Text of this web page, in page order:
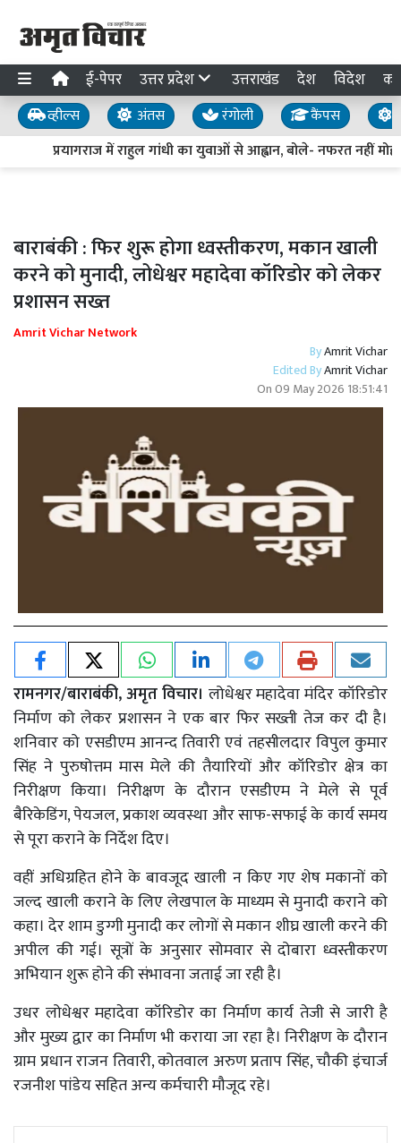
ई-पेपर उत्तर प्रदेश उत्तराखंड देश विदेश
व्हील्स अंतस रंगोली कैंपस
प्रयागराज में राहुल गांधी का युवाओं से आह्वान, बोले- नफरत नहीं
बाराबंकी : फिर शुरू होगा ध्वस्तीकरण, मकान खाली
करने को मुनादी, लोधेश्वर महादेवा कॉरिडोर को लेकर
प्रशासन सख्त
Amrit Vichar Network
ByAmrit Vichar
Edited ByAmrit Vichar
On09 May 2026 18:51:41
रामनगर/बाराबंकी, अमृत विचार। लोधेश्वर महादेवा मंदिर कॉरिडोर
निर्माण को लेकर प्रशासन ने एक बार फिर सख्ती तेज कर दी है।
शनिवार को एसडीएम आनन्द तिवारी एवं तहसीलदार विपुल कुमार
सिंह ने पुरुषोत्तम मास मेले की तैयारियों और कॉरिडोर क्षेत्र का
निरीक्षण किया। निरीक्षण के दौरान एसडीएम ने मेले से पूर्व
बैरिकेडिंग, पेयजल, प्रकाश व्यवस्था और साफ-सफाई के कार्य समय
से पूरा कराने के निर्देश दिए।
वहीं अधिग्रहित होने के बावजूद खाली न किए गए शेष मकानों को
जल्द खाली कराने के लिए लेखपाल के माध्यम से मुनादी कराने को
कहा। देर शाम डुग्गी मुनादी कर लोगों से मकान शीघ्र खाली करने की
अपील की गई। सूत्रों के अनुसार सोमवार से दोबारा ध्वस्तीकरण
अभियान शुरू होने की संभावना जताई जा रही है।
उधर लोधेश्वर महादेवा कॉरिडोर का निर्माण कार्य तेजी से जारी है
और मुख्य द्वार का निर्माण भी कराया जा रहा है। निरीक्षण के दौरान
ग्राम प्रधान राजन तिवारी, कोतवाल अरुण प्रताप सिंह, चौकी इंचार्ज
रजनीश पांडेय सहित अन्य कर्मचारी मौजूद रहे।